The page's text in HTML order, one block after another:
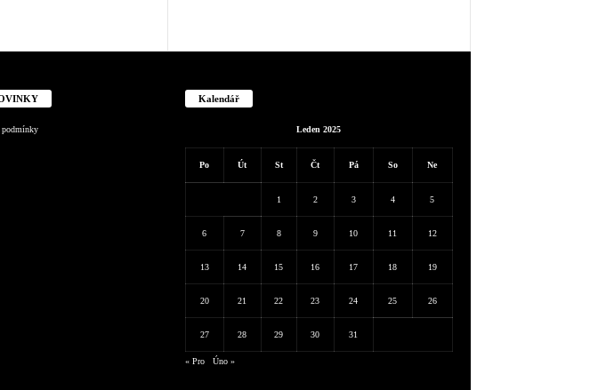
podmínky
Kalendář
Leden 2025
Po Út St Čt Pá So Ne
1 2 3 4 5
6 7 8 9 10 11 12
13 14 15 16 17 18 19
20 21 22 23 24 25 26
27 28 29 30 31
« Pro Úno »